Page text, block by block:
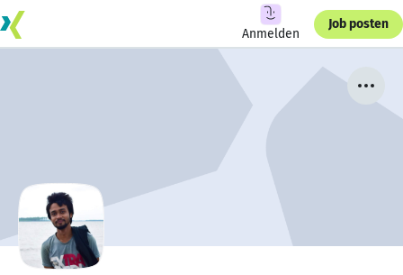
Anmelden
Job posten